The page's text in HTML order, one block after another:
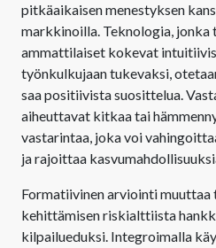
pitkäaikaisen menestyksen
markkinoilla. Teknologia, jonka
ammattilaiset kokevat
työnkulkujaan tukevaksi,
saa positiivista suosittelua.
aiheuttavat kitkaa tai
vastarintaa, joka voi
ja rajoittaa
Formatiivinen arviointi
kehittämisen riskialttiista
kilpailueduksi. Integroimalla